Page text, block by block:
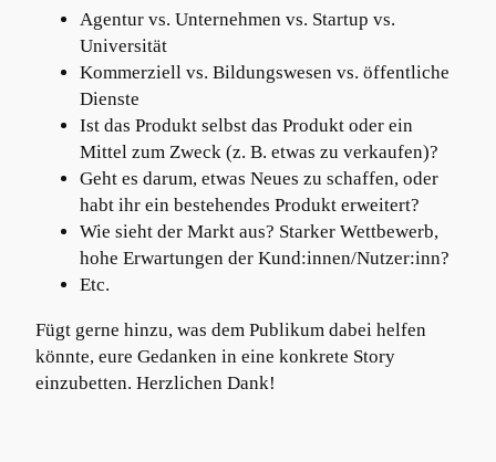
Agentur vs. Unternehmen vs. Startup vs.
Universität
Kommerziell vs. Bildungswesen vs. öffentliche
Dienste
Ist das Produkt selbst das Produkt oder ein
Mittel zum Zweck (z. B. etwas zu verkaufen)?
Geht es darum, etwas Neues zu schaffen, oder
habt ihr ein bestehendes Produkt erweitert?
Wie sieht der Markt aus? Starker Wettbewerb,
hohe Erwartungen der Kund:innen/Nutzer:inn?
Etc.
Fügt gerne hinzu, was dem Publikum dabei helfen
könnte, eure Gedanken in eine konkrete Story
einzubetten. Herzlichen Dank!